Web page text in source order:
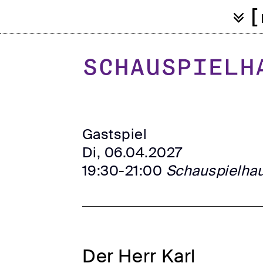
[
Gastspiel
Di, 06.04.2027
19:30-21:00
Der Herr Karl